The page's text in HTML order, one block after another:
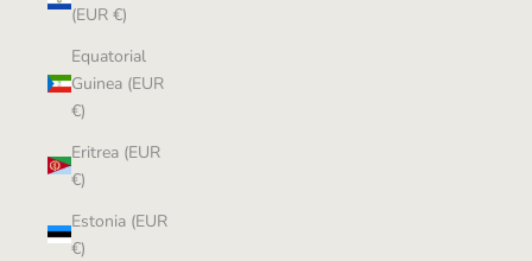
(EUR €)
Equatorial
Guinea (EUR
€)
Eritrea (EUR
€)
Estonia (EUR
€)